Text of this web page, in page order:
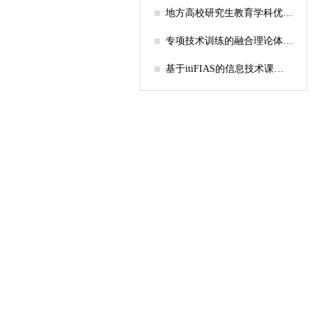
地方高校研究生教育学科优化
径探析
专项技术训练的融合理论体系
基于itiFIAS的信息技术课堂